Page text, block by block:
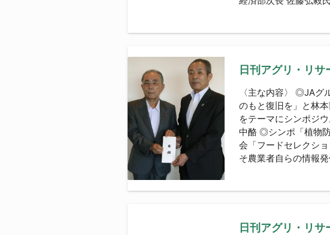
日刊アグリ・リ
〈主な内容〉 ◎JA
のもと復旧を」と林
をテーマにシンポジ
中酪 ◎シンポ「植物
会「フードセレクシ
そ農業者自らの情報
日刊アグリ・リ